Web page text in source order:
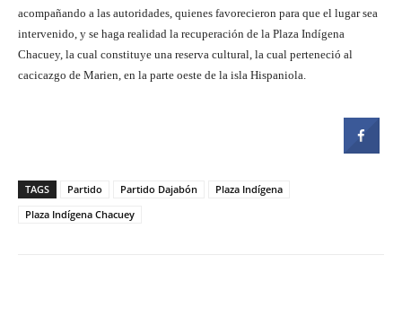
acompañando a las autoridades, quienes favorecieron para que el lugar sea
intervenido, y se haga realidad la recuperación de la Plaza Indígena
Chacuey, la cual constituye una reserva cultural, la cual perteneció al
cacicazgo de Marien, en la parte oeste de la isla Hispaniola.
TAGS Partido Partido Dajabón
Plaza Indígena
Plaza Indígena Chacuey